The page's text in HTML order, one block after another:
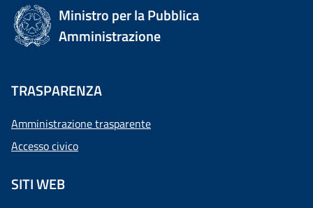
Ministro per la Pubblica
Amministrazione
TRASPARENZA
Amministrazione trasparente
Accesso civico
SITI WEB